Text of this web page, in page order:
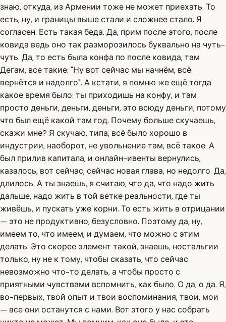
знаю, откуда, из Армении тоже не может приехать. То
есть, ну, и границы выше стали и сложнее стало. Я
согласен. Есть такая беда. Да, прим после этого, после
ковида ведь оно так разморозилось буквально на чуть-
чуть. Да, то есть была конфа по после ковида, там
Дегам, все такие: "Ну вот сейчас мы начнём, всё
вернётся и надолго". А кстати, я помню же ещё тогда
какое время было: ты приходишь на конфу, и там
просто деньги, деньги, деньги, это всюду деньги, потому
что был ещё какой там год. Почему больше скучаешь,
скажи мне? Я скучаю, типа, всё было хорошо в
индустрии, наоборот, не увольнение там, всё такое. А
был прилив капитала, и онлайн-ивенты вернулись,
казалось, вот сейчас, сейчас новая глава, но недолго. Да,
длилось. А ты знаешь, я считаю, что да, что надо жить
дальше, надо жить в той ветке реальности, где ты
живёшь, и пускать уже корни. То есть жить в отрицании
— это не продуктивно, безусловно. Поэтому да, ну,
имеем то, что имеем, и думаем, что можно с этим
делать. Это скорее элемент такой, знаешь, ностальгии
только, ну не к тому, чтобы сказать, что сейчас
невозможно что-то делать, а чтобы просто с
приятными чувствами вспомнить, как было. О да, о да. Я,
во-первых, твой опыт и твои воспоминания, твои, мои
— все они останутся с нами. Вот этого у нас собрать